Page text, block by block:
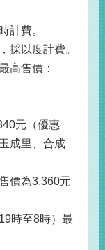
計費。
採以度計費。
高售價：
元（優惠
成里、合成
價為3,360元
時至8時）最